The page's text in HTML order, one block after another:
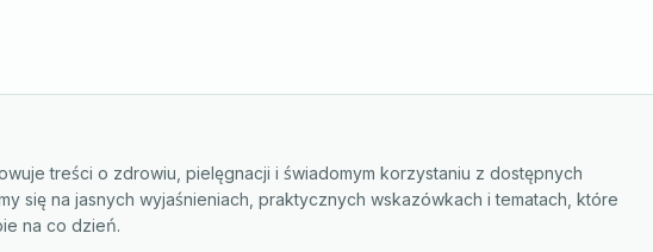
treści o zdrowiu, pielęgnacji i świadomym korzystaniu z dostępnych
się na jasnych wyjaśnieniach, praktycznych wskazówkach i tematach, które
na co dzień.